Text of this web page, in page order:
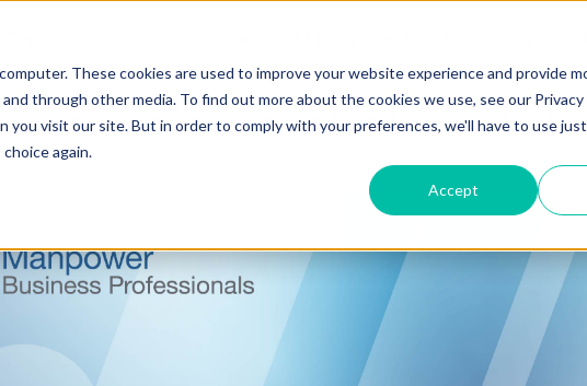
These cookies are used to improve your website experience and provide
through other media. To find out more about the cookies we use, see our Privacy
you visit our site. But in order to comply with your preferences, we'll have to use
again.
Accept
QUÉ UN EJECUTIVO DEBERÍA CONTACTAR A UN